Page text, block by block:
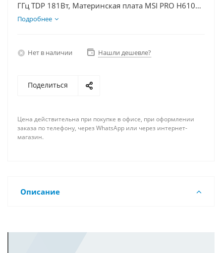
ГГц TDP 181Вт, Материнская плата MSI PRO H610M-
E D5, Видеокарта RTX 5060Ti 16Гб, Память
Подробнее
Нет в наличии Нашли дешевле?
Поделиться
Цена действительна при покупке в офисе, при оформлении
заказа по телефону, через WhatsApp или через интернет-
магазин.
Описание